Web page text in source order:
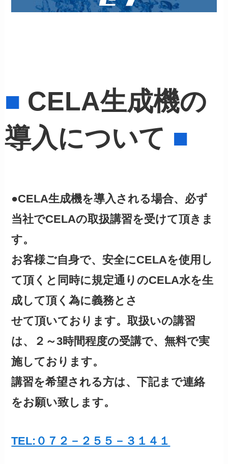
■ CELA生成機の
導入について ■
●CELA生成機を導入される場合、必ず
当社でCELAの取扱講習を受けて頂きま
す。
お客様ご自身で、安全にCELAを使用し
て頂くと同時に規定通りのCELA水を生
成して頂く為に義務とさ
せて頂いております。取扱いの講習
は、２～3時間程度の受講で、無料で実
施しております。
講習を希望される方は、下記まで連絡
をお願い致します。
TEL:０７２－２５５－３１４１